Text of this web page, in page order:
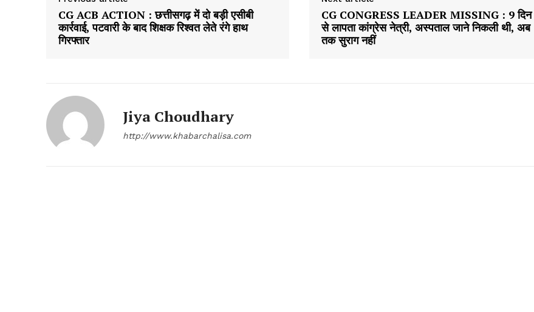
CG ACB ACTION : छत्तीसगढ़ में दो बड़ी एसीबी
कार्रवाई, पटवारी के बाद शिक्षक रिश्वत लेते रंगे हाथ
गिरफ्तार
CG CONGRESS LEADER MISSING : 9 दिन
से लापता कांग्रेस नेत्री, अस्पताल जाने निकली थी, अब
तक सुराग नहीं
Jiya Choudhary
http://www.khabarchalisa.com